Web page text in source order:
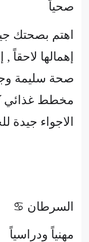
صحياً
اهتم بصحتك
إهمالها
صحة سليمة
مخطط غذائي
الاجواء
السرطان ♋
مهنياً ودراسياً